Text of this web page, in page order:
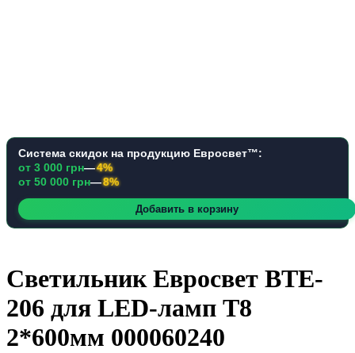
Система скидок на продукцию Евросвет™:
от 3 000 грн—4%
от 50 000 грн—8%
Добавить в корзину
Светильник Евросвет BTE-
206 для LED-ламп Т8
2*600мм 000060240